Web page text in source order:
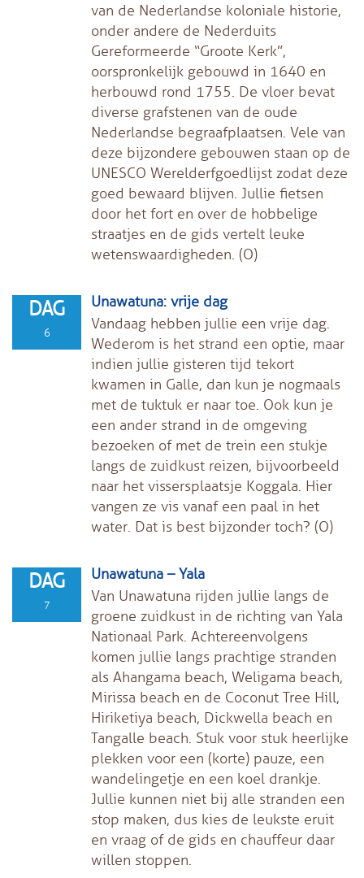
van de Nederlandse koloniale historie,
onder andere de Nederduits
Gereformeerde “Groote Kerk”,
oorspronkelijk gebouwd in 1640 en
herbouwd rond 1755. De vloer bevat
diverse grafstenen van de oude
Nederlandse begraafplaatsen. Vele van
deze bijzondere gebouwen staan op de
UNESCO Werelderfgoedlijst zodat deze
goed bewaard blijven. Jullie fietsen
door het fort en over de hobbelige
straatjes en de gids vertelt leuke
wetenswaardigheden. (O)
DAG
6
Unawatuna: vrije dag
Vandaag hebben jullie een vrije dag.
Wederom is het strand een optie, maar
indien jullie gisteren tijd tekort
kwamen in Galle, dan kun je nogmaals
met de tuktuk er naar toe. Ook kun je
een ander strand in de omgeving
bezoeken of met de trein een stukje
langs de zuidkust reizen, bijvoorbeeld
naar het vissersplaatsje Koggala. Hier
vangen ze vis vanaf een paal in het
water. Dat is best bijzonder toch? (O)
DAG
7
Unawatuna – Yala
Van Unawatuna rijden jullie langs de
groene zuidkust in de richting van Yala
Nationaal Park. Achtereenvolgens
komen jullie langs prachtige stranden
als Ahangama beach, Weligama beach,
Mirissa beach en de Coconut Tree Hill,
Hiriketiya beach, Dickwella beach en
Tangalle beach. Stuk voor stuk heerlijke
plekken voor een (korte) pauze, een
wandelingetje en een koel drankje.
Jullie kunnen niet bij alle stranden een
stop maken, dus kies de leukste eruit
en vraag of de gids en chauffeur daar
willen stoppen.